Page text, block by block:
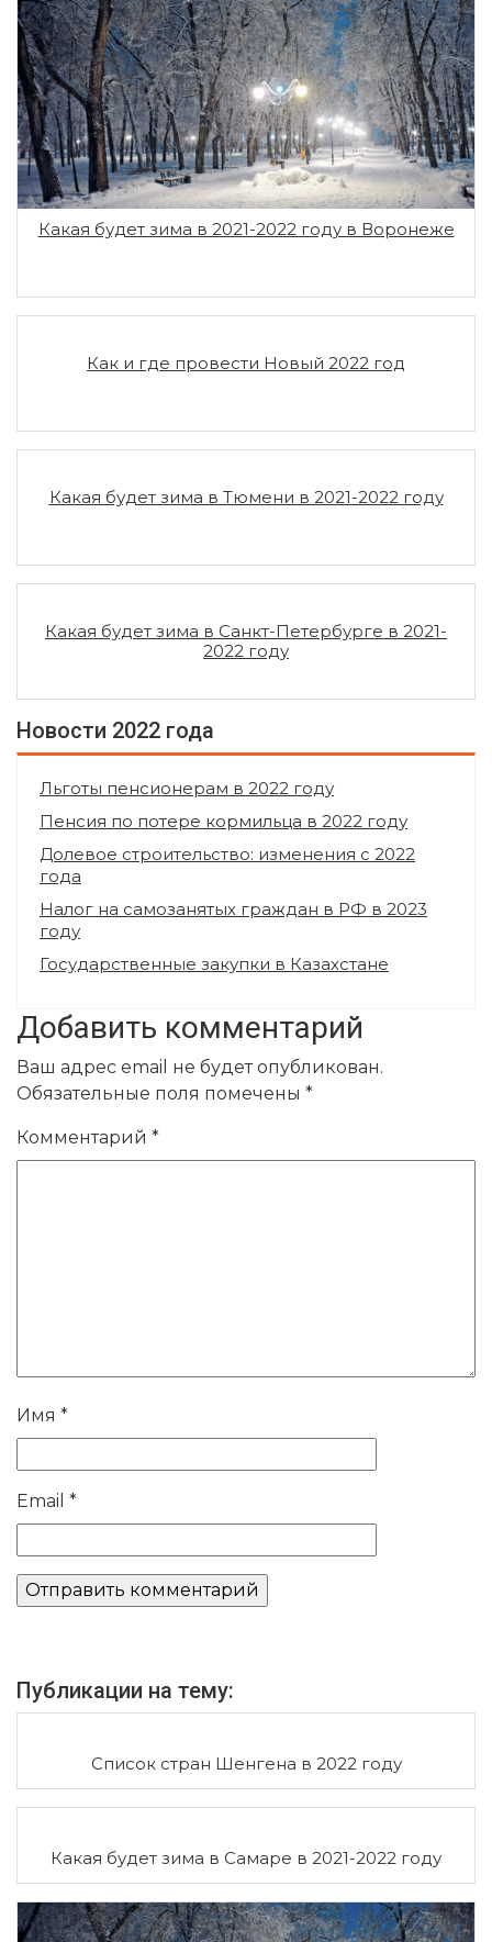
Какая будет зима в 2021-2022 году в Воронеже
Как и где провести Новый 2022 год
Какая будет зима в Тюмени в 2021-2022 году
Какая будет зима в Санкт-Петербурге в 2021-
2022 году
Новости 2022 года
Льготы пенсионерам в 2022 году
Пенсия по потере кормильца в 2022 году
Долевое строительство: изменения с 2022
года
Налог на самозанятых граждан в РФ в 2023
году
Государственные закупки в Казахстане
Добавить комментарий
Ваш адрес email не будет опубликован.
Обязательные поля помечены *
Комментарий *
Имя *
Email *
Публикации на тему:
Список стран Шенгена в 2022 году
Какая будет зима в Самаре в 2021-2022 году